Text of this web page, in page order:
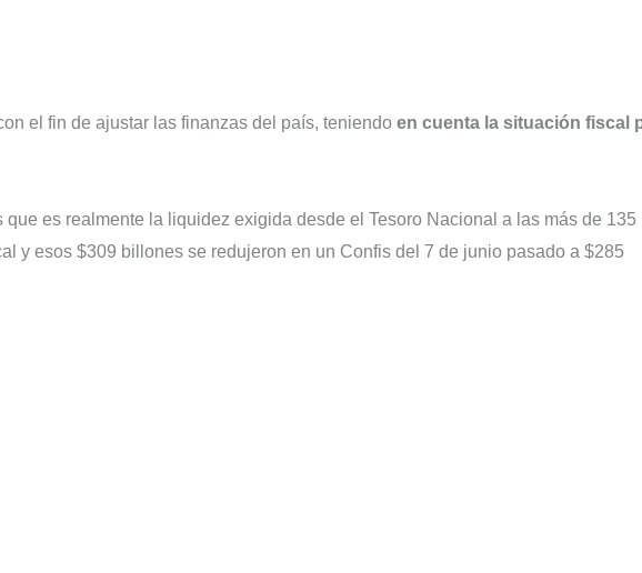
el fin de ajustar las finanzas del país, teniendo en cuenta la situación fiscal
que es realmente la liquidez exigida desde el Tesoro Nacional a las más de 135
y esos $309 billones se redujeron en un Confis del 7 de junio pasado a $285